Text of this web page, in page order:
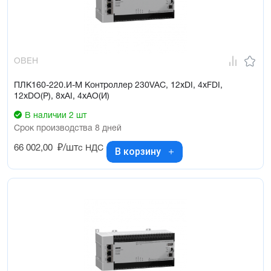
ОВЕН
ПЛК160-220.И-М Контроллер 230VAC, 12xDI, 4xFDI,
12xDO(Р), 8xAI, 4xAO(И)
В наличии 2 шт
Срок производства 8 дней
66 002,00 ₽/штс НДС В корзину